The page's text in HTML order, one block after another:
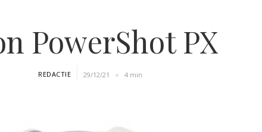
PowerShot PX
REDACTIE 29/12/21 4 min